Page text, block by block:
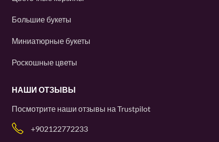
Большие букеты
Миниатюрные букеты
Роскошные цветы
НАШИ ОТЗЫВЫ
Посмотрите наши отзывы на Trustpilot
+902122772233